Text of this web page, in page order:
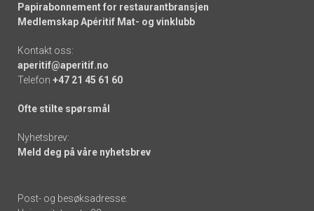
Papirabonnement for restaurantbransjen
Medlemskap Apéritif Mat- og vinklubb
Kontakt oss:
aperitif@aperitif.no
Telefon +47 21 45 61 60
Ofte stilte spørsmål
Nyhetsbrev:
Meld deg på våre nyhetsbrev
Post- og besøksadresse: